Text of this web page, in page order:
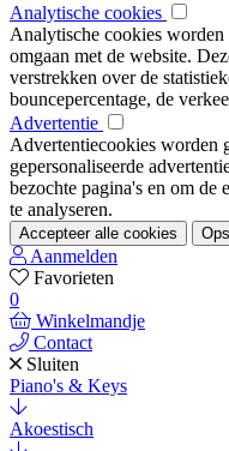
Analytische cookies
Analytische cookies
omgaan met de website.
verstrekken over de
bouncepercentage, de
Advertentie
Advertentiecookies worden
gepersonaliseerde
bezochte pagina's en om de
te analyseren.
Accepteer alle cookies
Aanmelden
Favorieten
0
Winkelmandje
Contact
Sluiten
Piano's & Keys
Akoestisch